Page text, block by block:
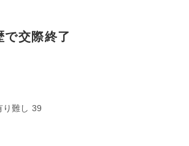
で交際終了
り難し 39